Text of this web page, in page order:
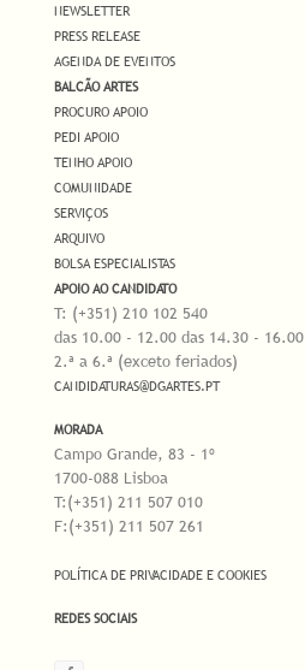
NEWSLETTER
PRESS RELEASE
AGENDA DE EVENTOS
BALCÃO ARTES
PROCURO APOIO
PEDI APOIO
TENHO APOIO
COMUNIDADE
SERVIÇOS
ARQUIVO
BOLSA ESPECIALISTAS
APOIO AO CANDIDATO
T: (+351) 210 102 540
das 10.00 - 12.00 das 14.30 - 16.00
2.ª a 6.ª (exceto feriados)
CANDIDATURAS@DGARTES.PT
MORADA
Campo Grande, 83 - 1º
1700-088 Lisboa
T:(+351) 211 507 010
F:(+351) 211 507 261
POLÍTICA DE PRIVACIDADE E COOKIES
REDES SOCIAIS